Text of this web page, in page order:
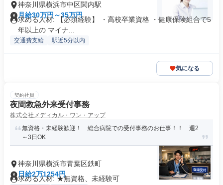
神奈川県横浜市中区関内駅
月給30万円～35万円
求める人材: 【必須経験】 ・高校卒業資格 ・健康保険組合で5
年以上の マイナ...
交通費支給 駅近5分以内
気になる
契約社員
夜間救急外来受付事務
株式会社メディカル・ワン・アップ
無資格・未経験歓迎！ 総合病院での受付事務のお仕事！！ 週2
～3日OK
神奈川県横浜市青葉区鉄町
日給2万1254円
求める人材: ★無資格、未経験可